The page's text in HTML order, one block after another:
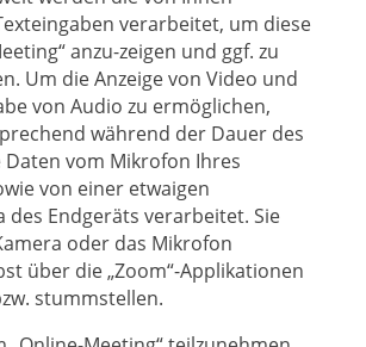
verarbeitet, um diese
anzu-zeigen und ggf. zu
Um die Anzeige von Video und
von Audio zu ermöglichen,
während der Dauer des
Daten vom Mikrofon Ihres
von einer etwaigen
des Endgeräts verarbeitet. Sie
oder das Mikrofon
über die „Zoom“-Applikationen
stummstellen.